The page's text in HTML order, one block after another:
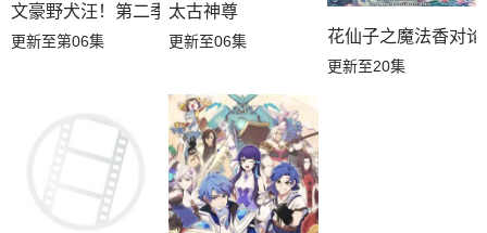
文豪野犬汪！第二季
更新至第06集
太古神尊
更新至06集 花仙子之魔法香对论
更新至20集